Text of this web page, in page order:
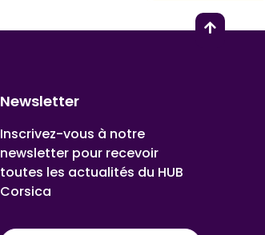
Newsletter
Inscrivez-vous à notre
newsletter pour recevoir
toutes les actualités du HUB
Corsica